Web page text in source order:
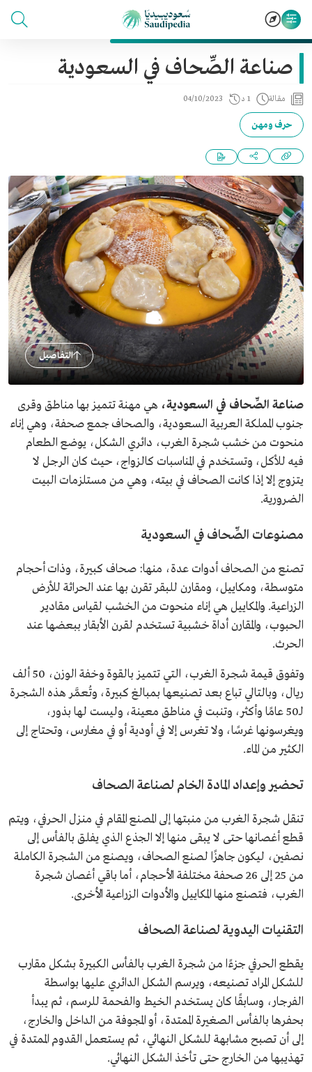
صناعة الصِّحاف في السعودية
مقالة 1 د 04/10/2023
حرف ومهن
التفاصيل
صناعة الصِّحاف في السعودية، هي مهنة تتميز بها مناطق وقرى
جنوب المملكة العربية السعودية، والصحاف جمع صحفة، وهي إناء
منحوت من خشب شجرة الغرب، دائري الشكل، يوضع الطعام
فيه للأكل، وتستخدم في المناسبات كالزواج، حيث كان الرجل لا
يتزوج إلا إذا كانت الصحاف في بيته، وهي من مستلزمات البيت
الضرورية.
مصنوعات الصِّحاف في السعودية
تصنع من الصحاف أدوات عدة، منها: صحاف كبيرة، وذات أحجام
متوسطة، ومكاييل، ومقارن للبقر تقرن بها عند الحراثة للأرض
الزراعية. والمكاييل هي إناء منحوت من الخشب لقياس مقادير
الحبوب، والمقارن أداة خشبية تستخدم لقرن الأبقار ببعضها عند
الحرث.
وتفوق قيمة شجرة الغرب، التي تتميز بالقوة وخفة الوزن، 50 ألف
ريال، وبالتالي تباع بعد تصنيعها بمبالغ كبيرة، وتُعمَّر هذه الشجرة
لـ50 عامًا وأكثر، وتنبت في مناطق معينة، وليست لها بذور،
ويغرسونها غرسًا، ولا تغرس إلا في أودية أو في مغارس، وتحتاج إلى
الكثير من الماء.
تحضير وإعداد المادة الخام لصناعة الصحاف
تنقل شجرة الغرب من منبتها إلى المصنع المقام في منزل الحرفي، ويتم
قطع أغصانها حتى لا يبقى منها إلا الجذع الذي يفلق بالفأس إلى
نصفين، ليكون جاهزًا لصنع الصحاف، ويصنع من الشجرة الكاملة
من 25 إلى 26 صحفة مختلفة الأحجام، أما باقي أغصان شجرة
الغرب، فتصنع منها المكاييل والأدوات الزراعية الأخرى.
التقنيات اليدوية لصناعة الصحاف
يقطع الحرفي جزءًا من شجرة الغرب بالفأس الكبيرة بشكل مقارب
للشكل المراد تصنيعه، ويرسم الشكل الدائري عليها بواسطة
الفرجار، وسابقًا كان يستخدم الخيط والفحمة للرسم، ثم يبدأ
بحفرها بالفأس الصغيرة الممتدة، أو المجوفة من الداخل والخارج،
إلى أن تصبح مشابهة للشكل النهائي، ثم يستعمل القدوم الممتدة في
تهذيبها من الخارج حتى تأخذ الشكل النهائي.